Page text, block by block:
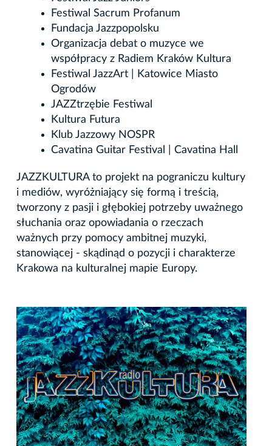
Festiwal Sacrum Profanum
Fundacja Jazzpopolsku
Organizacja debat o muzyce we
współpracy z Radiem Kraków Kultura
Festiwal JazzArt | Katowice Miasto
Ogrodów
JAZZtrzębie Festiwal
Kultura Futura
Klub Jazzowy NOSPR
Cavatina Guitar Festival | Cavatina Hall
JAZZKULTURA to projekt na pograniczu kultury
i mediów, wyróżniający się formą i treścią,
tworzony z pasji i głębokiej potrzeby uważnego
słuchania oraz opowiadania o rzeczach
ważnych przy pomocy ambitnej muzyki,
stanowiącej - skądinąd o pozycji i charakterze
Krakowa na kulturalnej mapie Europy.